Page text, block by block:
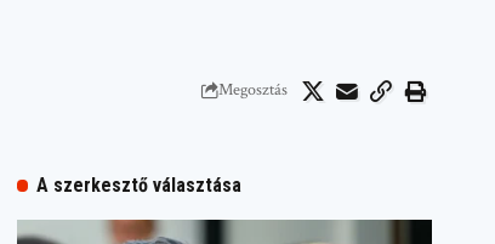
Megosztás
A szerkesztő választása